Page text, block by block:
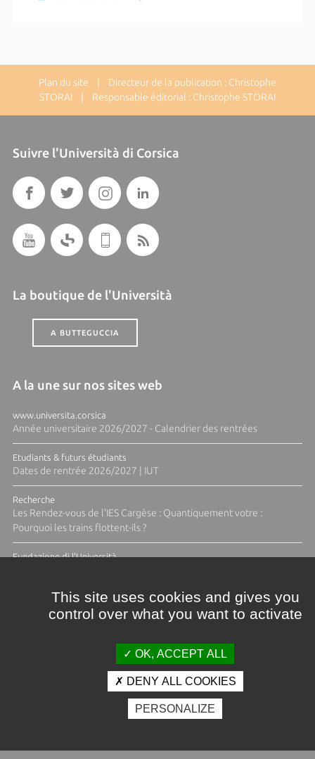
Plan du site | Directeur de la publication : Christophe
STORAI | Responsable éditorial : Christophe STORAI
Suivre l'Università di Corsica
La boutique de l'Università
A BUTTEGUCCIA
A la une sur nos sites web
www.universita.corsica
Année universitaire 2026/2027 - Calendrier des rentrées
Etudiants & futurs étudiants
Dates de rentrée 2026/2027 | IUT
Recherche
Les Rendez-vous de l'IES Cargèse : Quantiquement votre :
Pourquoi les trains flottent-ils ?
Fundazione di l'Università
Crédits et mentions légales
Espace presse
Photothèque
This site uses cookies and gives you
control over what you want to activate
OK, ACCEPT ALL
DENY ALL COOKIES
PERSONALIZE